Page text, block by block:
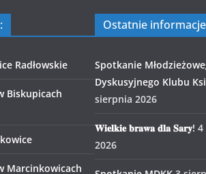
Radłowskie
Biskupicach
Marcinkowicach
Ostatnie
Spotkanie
Dyskusyjnego Klubu
sierpnia 2026
𝐖𝐢𝐞𝐥𝐤𝐢𝐞 𝐛𝐫𝐚𝐰𝐚 𝐝𝐥𝐚 𝐒𝐚𝐫𝐲! 4
2026